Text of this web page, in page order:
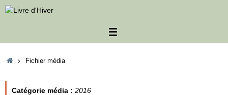
Passer
au
AccueilFichier média
Catégorie média : 2016